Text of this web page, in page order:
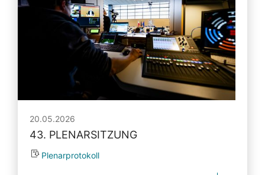
20.05.2026
43. PLENARSITZUNG
Plenarprotokoll